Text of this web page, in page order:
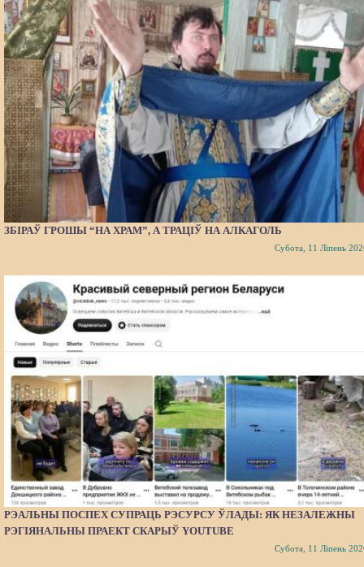
ЗБІРАЎ ГРОШЫ “НА ХРАМ”, А ТРАЦІЎ НА АЛКАГОЛЬ
Субота, 11 Ліпень
РЭАЛЬНЫ ПОСПЕХ СУПРАЦЬ РЭСУРСУ ЎЛАДЫ: ЯК НЕЗАЛЕЖНЫ
РЭГІЯНАЛЬНЫ ПРАЕКТ СКАРЫЎ YOUTUBE
Субота, 11 Ліпень